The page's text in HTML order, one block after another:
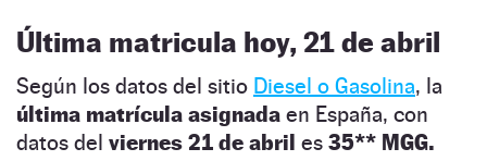
Última matricula hoy, 21 de abril
Según los datos del sitio Diesel o Gasolina, la
última matrícula asignada en España, con
datos del viernes 21 de abril es 35** MGG.